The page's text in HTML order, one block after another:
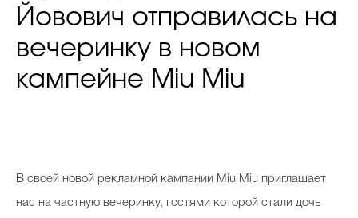
Йовович отправилась на
вечеринку в новом
кампейне Miu Miu
В своей новой рекламной кампании Miu Miu приглашает
нас на частную вечеринку, гостями которой стали дочь